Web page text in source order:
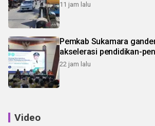
11 jam lalu
Pemkab Sukamara
akselerasi pendidikan-
22 jam lalu
Video